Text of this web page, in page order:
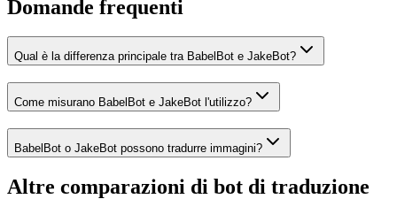
Domande frequenti
Qual è la differenza principale tra BabelBot e JakeBot?
Come misurano BabelBot e JakeBot l'utilizzo?
BabelBot o JakeBot possono tradurre immagini?
Altre comparazioni di bot di traduzione